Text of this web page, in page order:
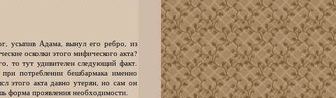
Адама, вынул его ребро, из
осколки этого мифического акта?
то тут удивителен следующий факт.
потреблении бешбармака именно
этого акта давно утерян, но сам он
форма проявления необходимости.